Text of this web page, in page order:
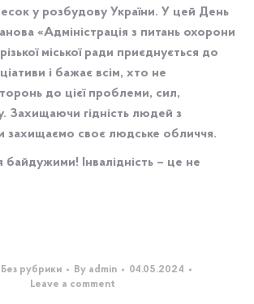
у розбудову України. У цей День
«Адміністрація з питань охорони
міської ради приєднується до
і бажає всім, хто не
до цієї проблеми, сил,
Захищаючи гідність людей з
захищаємо своє людське обличчя.
байдужими! Інвалідність – це не
Без рубрики By admin
04.05.2024
Leave a comment